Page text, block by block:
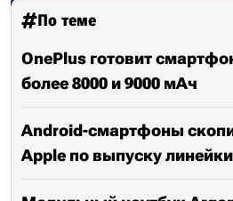
По теме
OnePlus готовит
более 8000 и 9000 мАч
Android-смартфоны
Apple по выпуску